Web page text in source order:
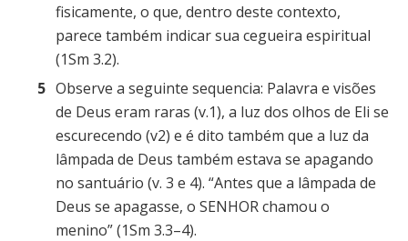
fisicamente, o que, dentro deste contexto,
parece também indicar sua cegueira espiritual
(1Sm 3.2).
Observe a seguinte sequencia: Palavra e visões
de Deus eram raras (v.1), a luz dos olhos de Eli se
escurecendo (v2) e é dito também que a luz da
lâmpada de Deus também estava se apagando
no santuário (v. 3 e 4). “Antes que a lâmpada de
Deus se apagasse, o SENHOR chamou o
menino” (1Sm 3.3–4).